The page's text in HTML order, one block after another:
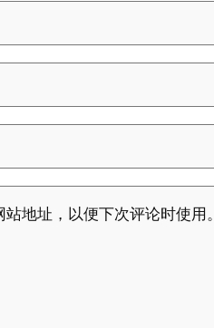
地址，以便下次评论时使用。